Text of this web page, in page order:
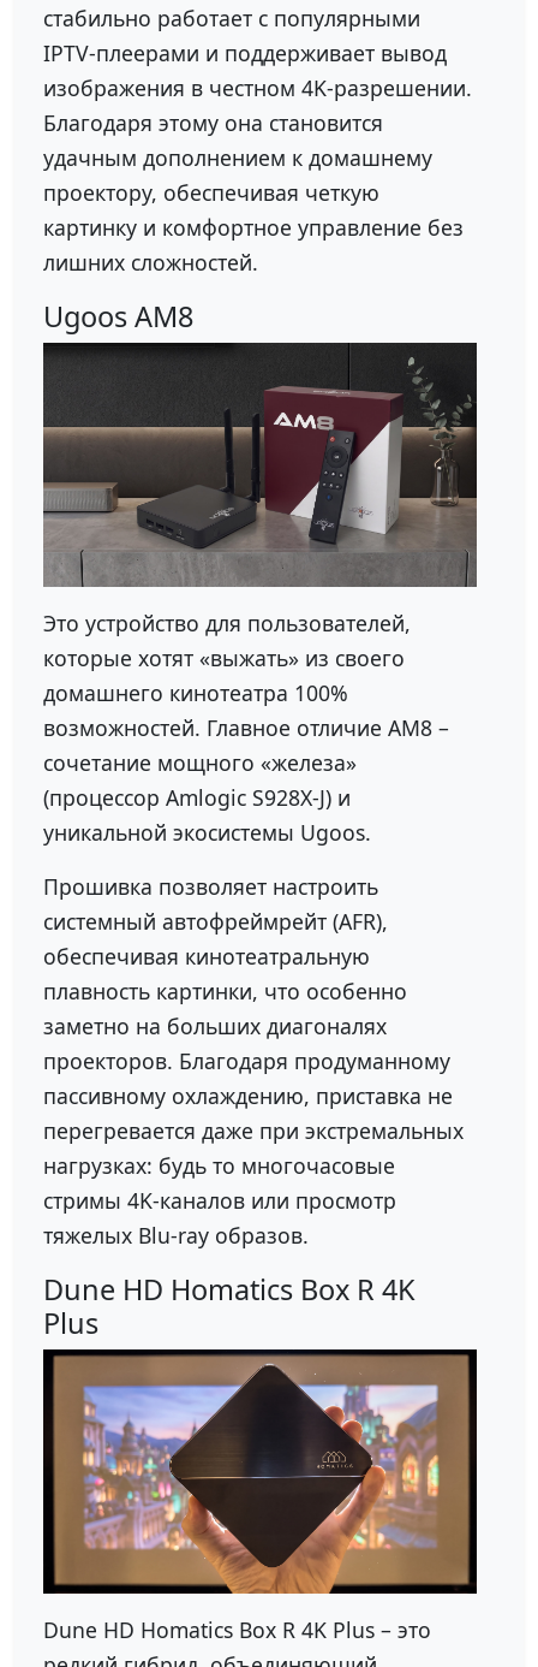
стабильно работает с популярными
IPTV-плеерами и поддерживает вывод
изображения в честном 4K-разрешении.
Благодаря этому она становится
удачным дополнением к домашнему
проектору, обеспечивая четкую
картинку и комфортное управление без
лишних сложностей.
Ugoos AM8
Это устройство для пользователей,
которые хотят «выжать» из своего
домашнего кинотеатра 100%
возможностей. Главное отличие AM8 –
сочетание мощного «железа»
(процессор Amlogic S928X-J) и
уникальной экосистемы Ugoos.
Прошивка позволяет настроить
системный автофреймрейт (AFR),
обеспечивая кинотеатральную
плавность картинки, что особенно
заметно на больших диагоналях
проекторов. Благодаря продуманному
пассивному охлаждению, приставка не
перегревается даже при экстремальных
нагрузках: будь то многочасовые
стримы 4K-каналов или просмотр
тяжелых Blu-ray образов.
Dune HD Homatics Box R 4K
Plus
Dune HD Homatics Box R 4K Plus – это